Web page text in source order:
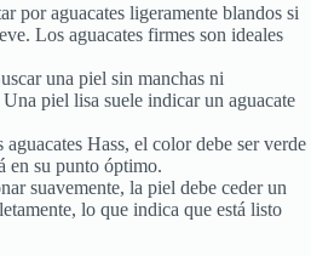
por aguacates ligeramente blandos si
Los aguacates firmes son ideales
una piel sin manchas ni
piel lisa suele indicar un aguacate
aguacates Hass, el color debe ser verde
en su punto óptimo.
suavemente, la piel debe ceder un
lo que indica que está listo